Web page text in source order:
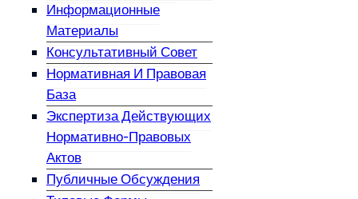
Информационные
Материалы
Консультативный Совет
Нормативная И Правовая
База
Экспертиза Действующих
Нормативно-Правовых
Актов
Публичные Обсуждения